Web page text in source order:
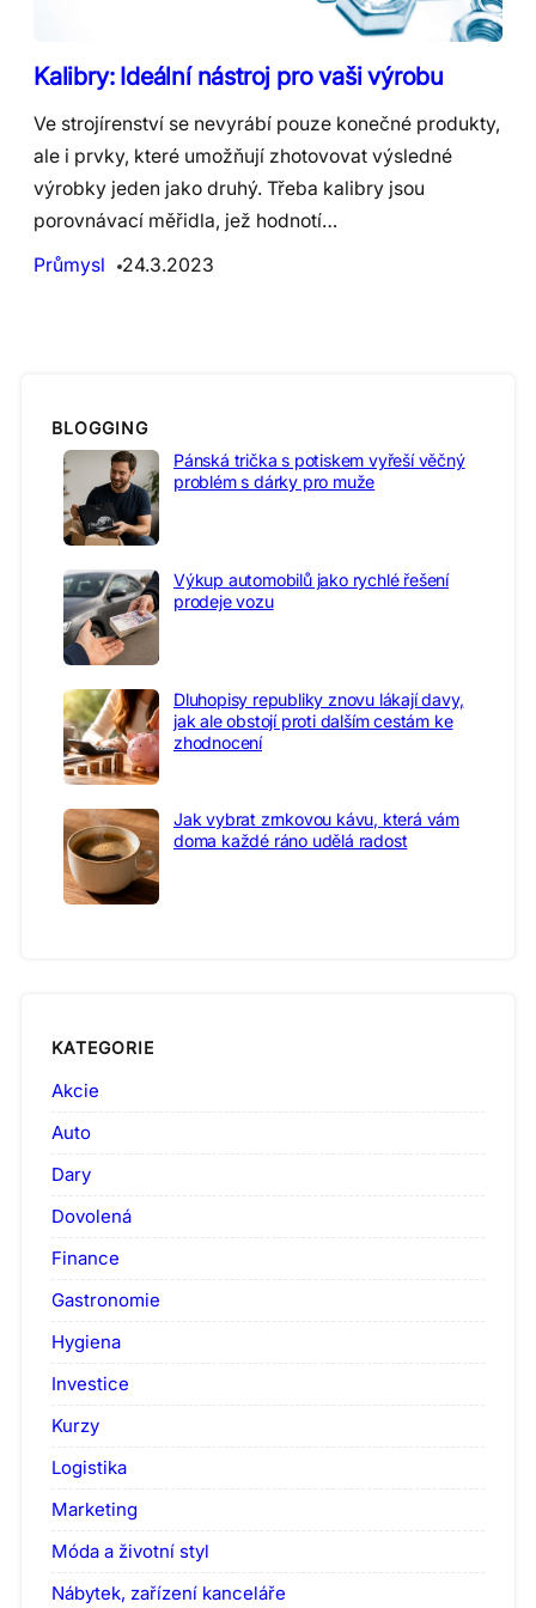
Kalibry: Ideální nástroj pro vaši výrobu
Ve strojírenství se nevyrábí pouze konečné produkty,
ale i prvky, které umožňují zhotovovat výsledné
výrobky jeden jako druhý. Třeba kalibry jsou
porovnávací měřidla, jež hodnotí…
Průmysl
24.3.2023
BLOGGING
Pánská trička s potiskem vyřeší věčný
problém s dárky pro muže
Výkup automobilů jako rychlé řešení
prodeje vozu
Dluhopisy republiky znovu lákají davy,
jak ale obstojí proti dalším cestám ke
zhodnocení
Jak vybrat zrnkovou kávu, která vám
doma každé ráno udělá radost
KATEGORIE
Akcie
Auto
Dary
Dovolená
Finance
Gastronomie
Hygiena
Investice
Kurzy
Logistika
Marketing
Móda a životní styl
Nábytek, zařízení kanceláře